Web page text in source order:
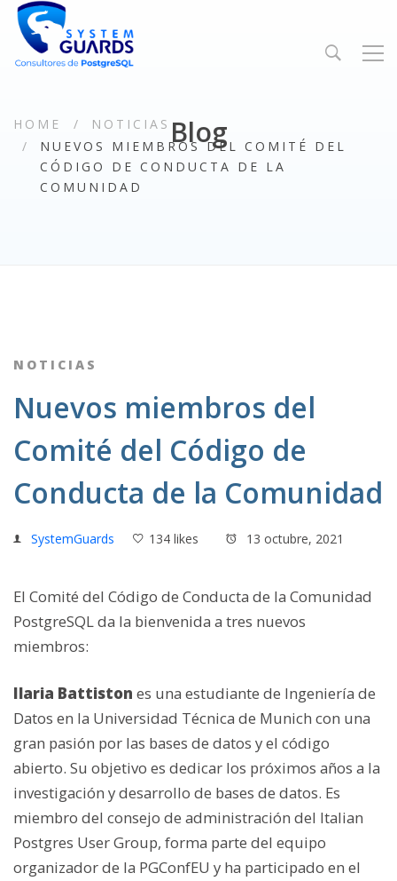
Blog
HOME
NOTICIAS
NUEVOS MIEMBROS DEL COMITÉ DEL
CÓDIGO DE CONDUCTA DE LA
COMUNIDAD
NOTICIAS
Nuevos miembros del
Comité del Código de
Conducta de la Comunidad
SystemGuards 134 likes 13 octubre, 2021
El Comité del Código de Conducta de la Comunidad
PostgreSQL da la bienvenida a tres nuevos
miembros:
Ilaria Battiston es una estudiante de Ingeniería de
Datos en la Universidad Técnica de Munich con una
gran pasión por las bases de datos y el código
abierto. Su objetivo es dedicar los próximos años a la
investigación y desarrollo de bases de datos. Es
miembro del consejo de administración del Italian
Postgres User Group, forma parte del equipo
organizador de la PGConfEU y ha participado en el